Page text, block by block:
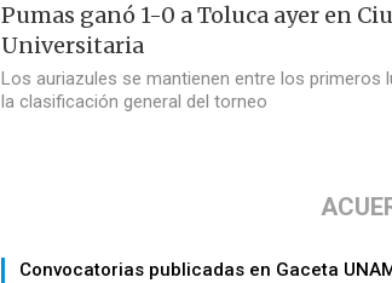
Pumas ganó 1-0 a Toluca ayer en
Universitaria
Los auriazules se mantienen entre los primeros
la clasificación general del torneo
Convocatorias publicadas en Gaceta